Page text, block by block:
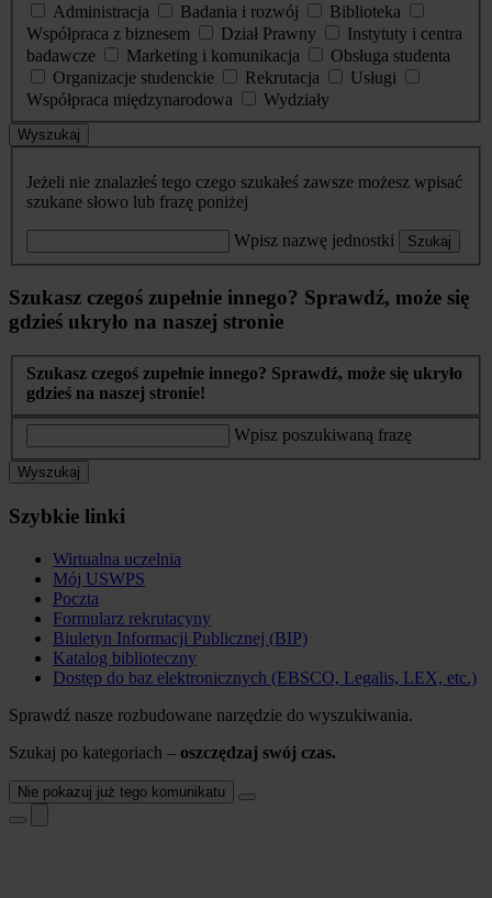
Administracja
Badania i rozwój
Biblioteka
Współpraca z biznesem
Dział Prawny
Instytuty i centra
badawcze
Marketing i komunikacja
Obsługa studenta
Organizacje studenckie
Rekrutacja
Usługi
Współpraca międzynarodowa
Wydziały
Wyszukaj
Jeżeli nie znalazłeś tego czego szukałeś zawsze możesz wpisać
szukane słowo lub frazę poniżej
Wpisz nazwę jednostki Szukaj
Szukasz czegoś zupełnie innego? Sprawdź, może się
gdzieś ukryło na naszej stronie
Szukasz czegoś zupełnie innego? Sprawdź, może się ukryło
gdzieś na naszej stronie!
Wpisz poszukiwaną frazę
Wyszukaj
Szybkie linki
Wirtualna uczelnia
Mój USWPS
Poczta
Formularz rekrutacyny
Biuletyn Informacji Publicznej (BIP)
Katalog biblioteczny
Dostęp do baz elektronicznych (EBSCO, Legalis, LEX, etc.)
Sprawdź nasze rozbudowane narzędzie do wyszukiwania.
Szukaj po kategoriach – oszczędzaj swój czas.
Nie pokazuj już tego komunikatu